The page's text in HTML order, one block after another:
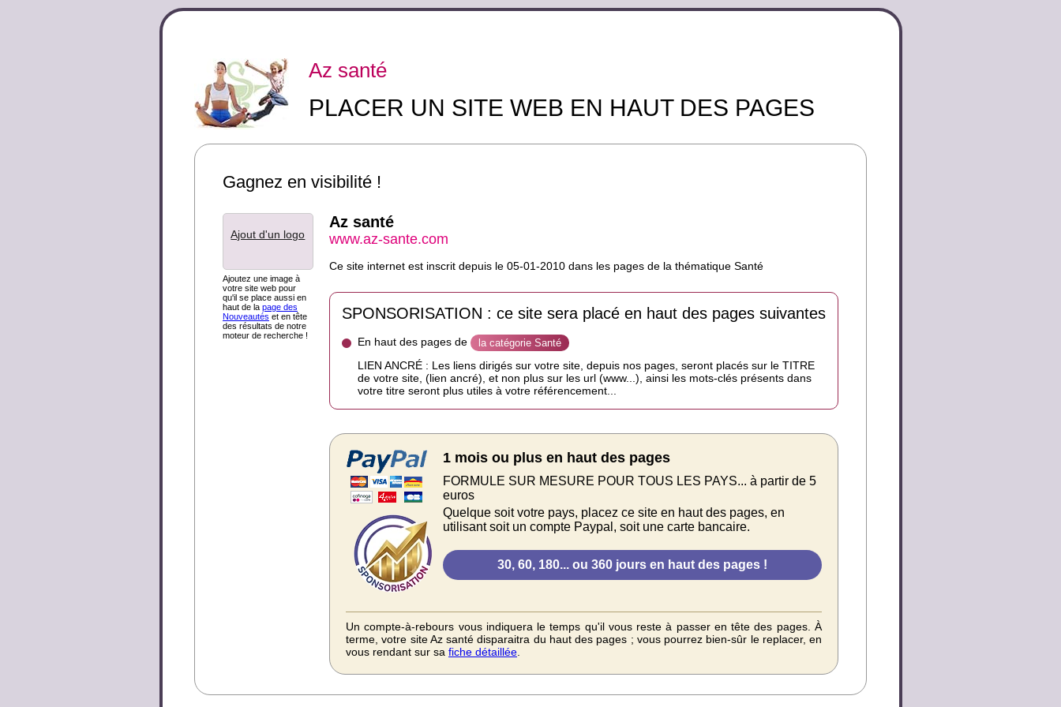
Az santé
PLACER UN SITE WEB EN HAUT DES PAGES
Gagnez en visibilité !
Ajout d'un logo
Ajoutez une image à
votre site web pour
qu'il se place aussi en
haut de la page des
Nouveautés et en tête
des résultats de notre
moteur de recherche !
Az santé
www.az-sante.com
Ce site internet est inscrit depuis le 05-01-2010 dans les pages de la thématique Santé
SPONSORISATION : ce site sera placé en haut des pages suivantes
En haut des pages de la catégorie Santé
LIEN ANCRÉ : Les liens dirigés sur votre site, depuis nos pages, seront placés sur le TITRE
de votre site, (lien ancré), et non plus sur les url (www...), ainsi les mots-clés présents dans
votre titre seront plus utiles à votre référencement...
1 mois ou plus en haut des pages
FORMULE SUR MESURE POUR TOUS LES PAYS... à partir de 5
euros
Quelque soit votre pays, placez ce site en haut des pages, en
utilisant soit un compte Paypal, soit une carte bancaire.
Un compte-à-rebours vous indiquera le temps qu'il vous reste à passer en tête des pages. À
terme, votre site Az santé disparaitra du haut des pages ; vous pourrez bien-sûr le replacer, en
vous rendant sur sa fiche détaillée